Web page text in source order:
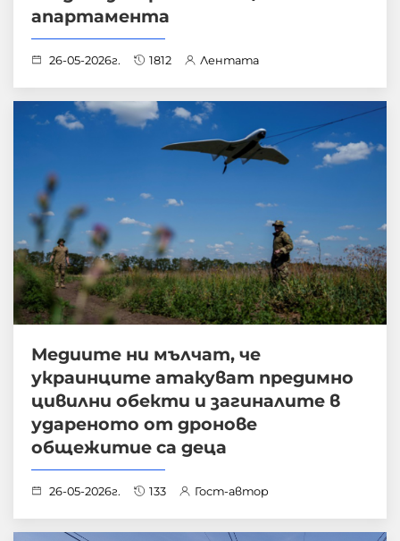
апартамента
26-05-2026г. 1812 Лентата
Медиите ни мълчат, че
украинците атакуват предимно
цивилни обекти и загиналите в
удареното от дронове
общежитие са деца
26-05-2026г. 133 Гост-автор